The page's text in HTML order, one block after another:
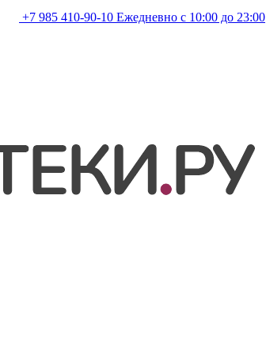
+7 985 410-90-10 Ежедневно с 10:00 до 23:00